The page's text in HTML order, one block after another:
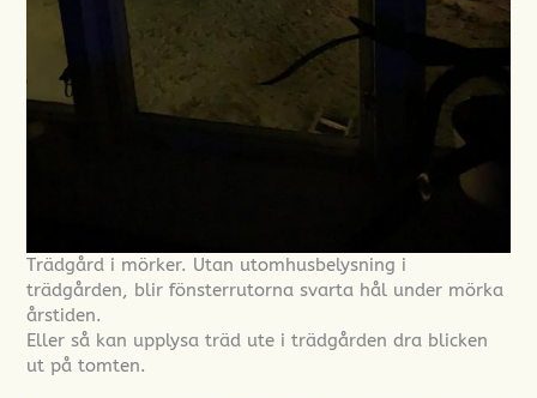
Trädgård i mörker. Utan utomhusbelysning i
trädgården, blir fönsterrutorna svarta hål under mörka
årstiden.
Eller så kan upplysa träd ute i trädgården dra blicken
ut på tomten.